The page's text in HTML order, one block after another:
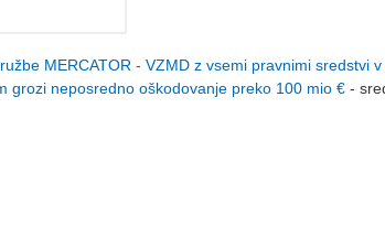
MERCATOR - VZMD z vsemi pravnimi sredstvi
grozi neposredno oškodovanje preko 100 mio € -